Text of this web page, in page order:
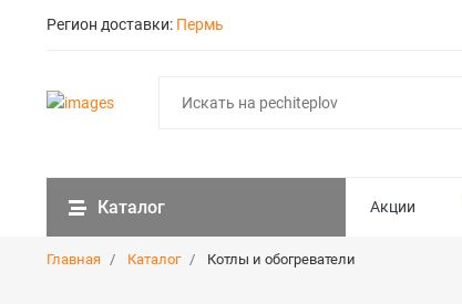
Регион доставки: Пермь
Каталог Акции
Главная Каталог Котлы и обогреватели